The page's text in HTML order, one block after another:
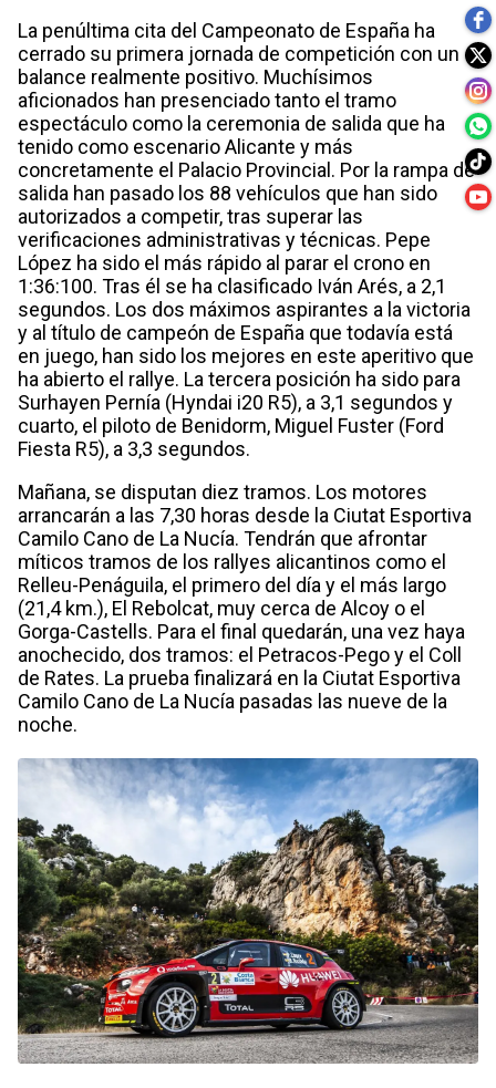
La penúltima cita del Campeonato de España ha
cerrado su primera jornada de competición con un
balance realmente positivo. Muchísimos
aficionados han presenciado tanto el tramo
espectáculo como la ceremonia de salida que ha
tenido como escenario Alicante y más
concretamente el Palacio Provincial. Por la rampa de
salida han pasado los 88 vehículos que han sido
autorizados a competir, tras superar las
verificaciones administrativas y técnicas. Pepe
López ha sido el más rápido al parar el crono en
1:36:100. Tras él se ha clasificado Iván Arés, a 2,1
segundos. Los dos máximos aspirantes a la victoria
y al título de campeón de España que todavía está
en juego, han sido los mejores en este aperitivo que
ha abierto el rallye. La tercera posición ha sido para
Surhayen Pernía (Hyndai i20 R5), a 3,1 segundos y
cuarto, el piloto de Benidorm, Miguel Fuster (Ford
Fiesta R5), a 3,3 segundos.
Mañana, se disputan diez tramos. Los motores
arrancarán a las 7,30 horas desde la Ciutat Esportiva
Camilo Cano de La Nucía. Tendrán que afrontar
míticos tramos de los rallyes alicantinos como el
Relleu-Penáguila, el primero del día y el más largo
(21,4 km.), El Rebolcat, muy cerca de Alcoy o el
Gorga-Castells. Para el final quedarán, una vez haya
anochecido, dos tramos: el Petracos-Pego y el Coll
de Rates. La prueba finalizará en la Ciutat Esportiva
Camilo Cano de La Nucía pasadas las nueve de la
noche.